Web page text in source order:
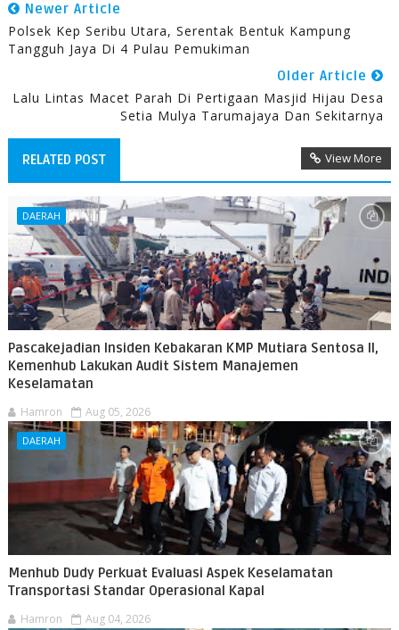
Newer Article
Polsek Kep Seribu Utara, Serentak Bentuk Kampung
Tangguh Jaya Di 4 Pulau Pemukiman
Older Article
Lalu Lintas Macet Parah Di Pertigaan Masjid Hijau Desa
Setia Mulya Tarumajaya Dan Sekitarnya
RELATED POST View More
DAERAH
Pascakejadian Insiden Kebakaran KMP Mutiara Sentosa II,
Kemenhub Lakukan Audit Sistem Manajemen
Keselamatan
Hamron Aug 05, 2026
DAERAH
Menhub Dudy Perkuat Evaluasi Aspek Keselamatan
Transportasi Standar Operasional Kapal
Hamron Aug 04, 2026